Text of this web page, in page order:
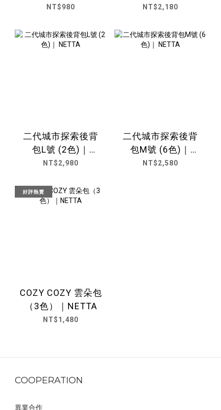
｜NETTA
NT$980
NETTA
NT$2,180
二代城市探索後背
包L號 (2色)｜
NETTA
NT$2,980
二代城市探索後背
包M號 (6色)｜
NETTA
NT$2,580
好評熱賣
COZY COZY 雲朵包
（3色）｜NETTA
NT$1,480
COOPERATION
異業合作